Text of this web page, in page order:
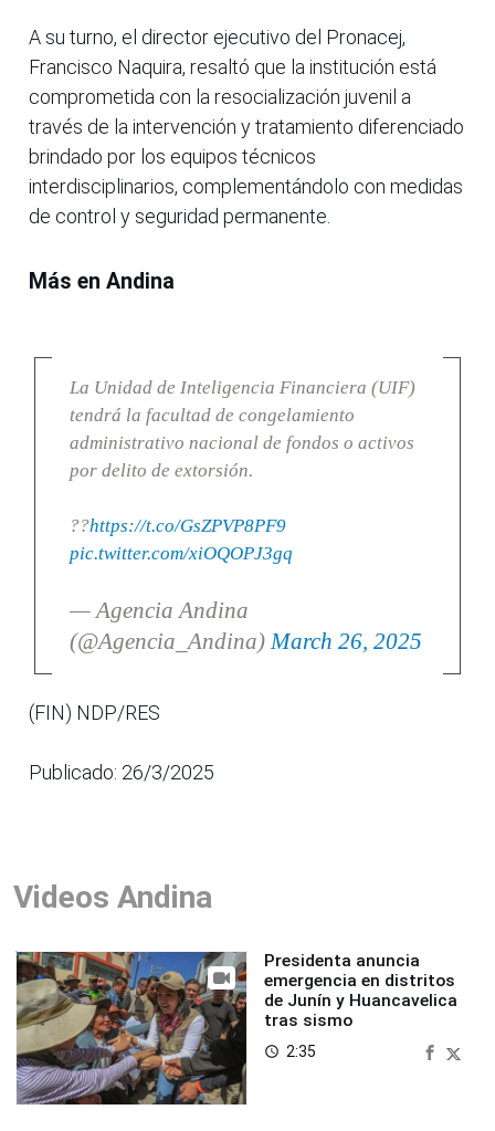
A su turno, el director ejecutivo del Pronacej,
Francisco Naquira, resaltó que la institución está
comprometida con la resocialización juvenil a
través de la intervención y tratamiento diferenciado
brindado por los equipos técnicos
interdisciplinarios, complementándolo con medidas
de control y seguridad permanente.
Más en Andina
La Unidad de Inteligencia Financiera (UIF)
tendrá la facultad de congelamiento
administrativo nacional de fondos o activos
por delito de extorsión.
??https://t.co/GsZPVP8PF9
pic.twitter.com/xiOQOPJ3gq
— Agencia Andina
(@Agencia_Andina)March 26, 2025
(FIN) NDP/RES
Publicado: 26/3/2025
Videos Andina
Presidenta anuncia
emergencia en distritos
de Junín y Huancavelica
tras sismo
access_time 2:35